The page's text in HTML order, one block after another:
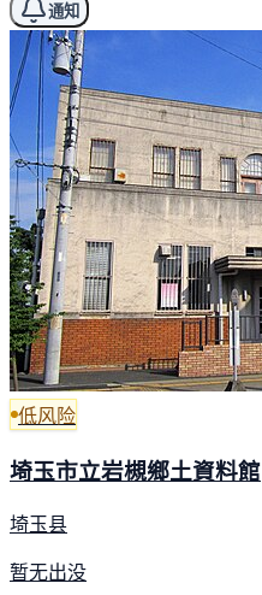
通知
低风险
埼玉市立岩槻鄉土資料館
埼玉县
暂无出没